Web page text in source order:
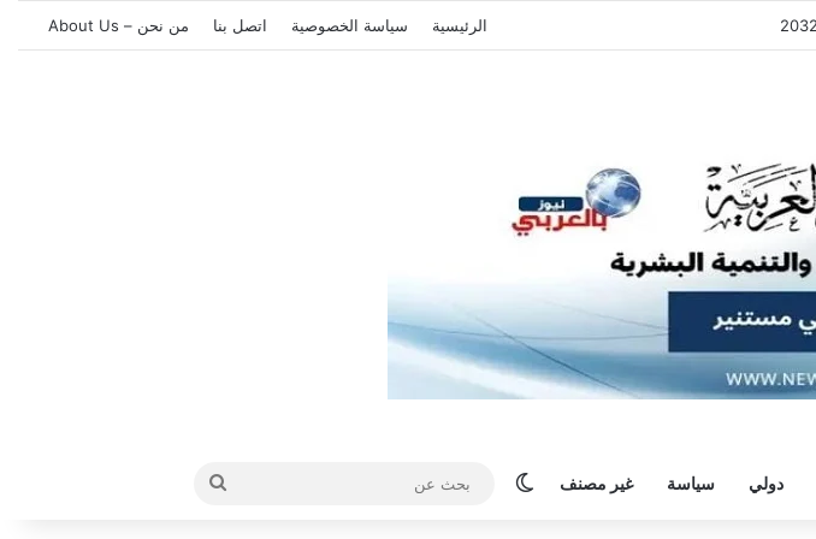
الرئيسية سياسة الخصوصية اتصل بنا من نحن – About Us
دولي سياسة غير مصنف الوضع المظلم
بحث